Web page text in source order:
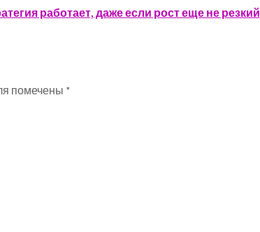
работает, даже если рост еще не резкий
помечены *